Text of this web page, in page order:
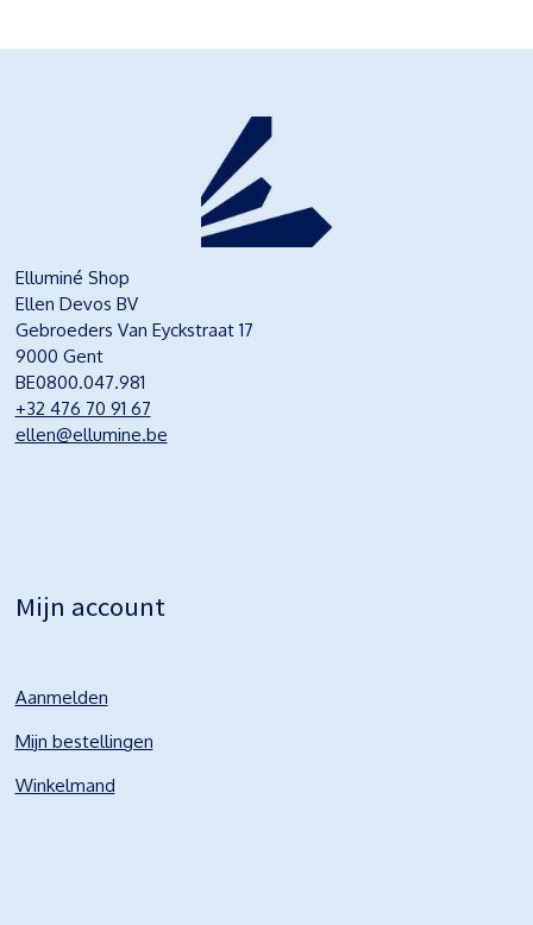
Elluminé Shop
Ellen Devos BV
Gebroeders Van Eyckstraat 17
9000 Gent
BE0800.047.981
+32 476 70 91 67
ellen@ellumine.be
Mijn account
Aanmelden
Mijn bestellingen
Winkelmand